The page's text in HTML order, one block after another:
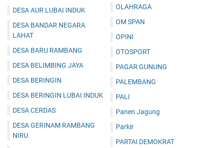
DESA AUR LUBAI INDUK
DESA BANDAR NEGARA
LAHAT
DESA BARU RAMBANG
DESA BELIMBING JAYA
DESA BERINGIN
DESA BERINGIN LUBAI INDUK
DESA CERDAS
DESA GERINAM RAMBANG
NIRU
OLAHRAGA
OM SPAN
OPINI
OTOSPORT
PAGAR GUNUNG
PALEMBANG
PALI
Panen Jagung
Parkir
PARTAI DEMOKRAT